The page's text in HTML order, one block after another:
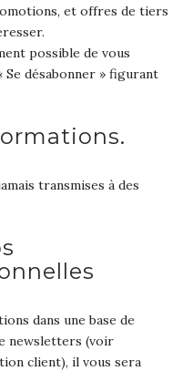
et offres de tiers
possible de vous
Se désabonner » figurant
transmises à des
dans une base de
newsletters (voir
client), il vous sera